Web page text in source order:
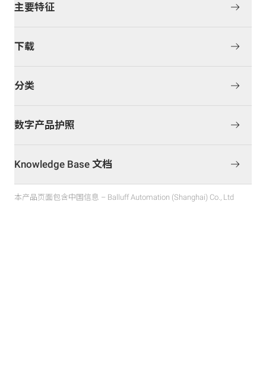
主要特征
下载
分类
数字产品护照
Knowledge Base 文档
本产品页面包含中国信息 – Balluff Automation (Shanghai) Co., Ltd